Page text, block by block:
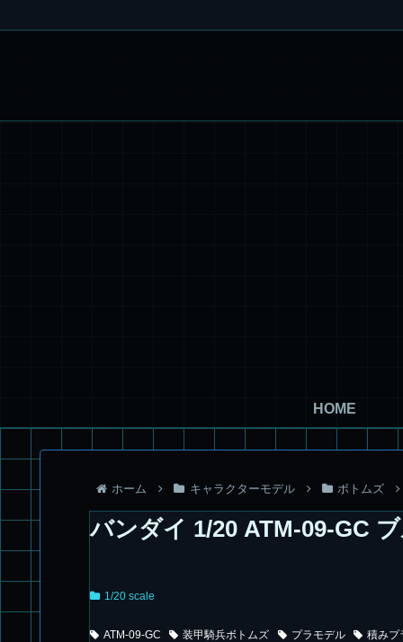
HOME
ホーム キャラクターモデル ボトムズ
バンダイ 1/20 ATM-09-GC
1/20 scale
ATM-09-GC 装甲騎兵ボトムズ プラモデル 積みプ